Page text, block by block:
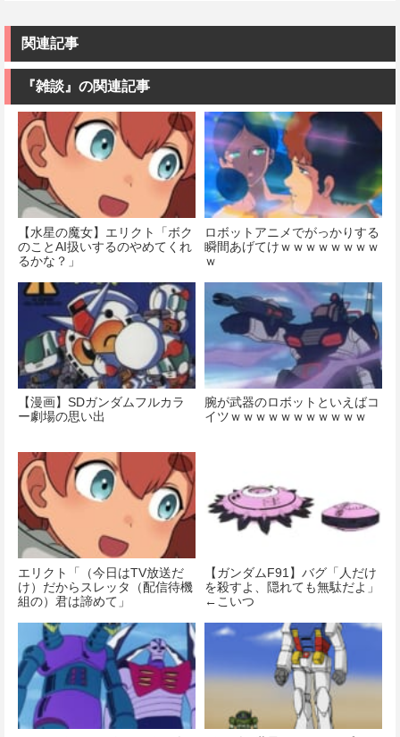
機動戦士ガン
ダム 水星の魔
アリアル 1/100
スケール 色分
け済みプラモ
デル
価格：¥4,822
イアポロン 組
ケール 全高約
価格：¥8,820
MSM-07 ズゴ
みプラモデル
関連記事
『雑談』の関連記事
【水星の魔女】エリクト「ボク
のことAI扱いするのやめてくれ
るかな？」
ロボットアニメでがっかりする
瞬間あげてけｗｗｗｗｗｗｗｗ
ｗ
【漫画】SDガンダムフルカラ
ー劇場の思い出
腕が武器のロボットといえばコ
イツｗｗｗｗｗｗｗｗｗｗｗ
エリクト「（今日はTV放送だ
け）だからスレッタ（配信待機
組の）君は諦めて」
【ガンダムF91】バグ「人だけ
を殺すよ、隠れても無駄だよ」
←こいつ